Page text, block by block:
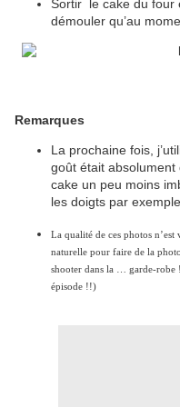
Sortir
le cake du
démouler qu’au
Remarques
La prochaine fois,
goût était absolument
cake un peu moins
les doigts par
La qualité de ces photos
naturelle pour faire de la
shooter dans la … garde-robe
épisode !!)